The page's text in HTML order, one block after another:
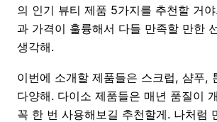
의 인기 뷰티 제품 5가지를 추천할 거
과 가격이 훌륭해서 다들 만족할 만한
생각해.
이번에 소개할 제품들은 스크럽, 샴푸,
다양해. 다이소 제품들은 매년 품질이
꼭 한 번 사용해보길 추천할게. 나처럼